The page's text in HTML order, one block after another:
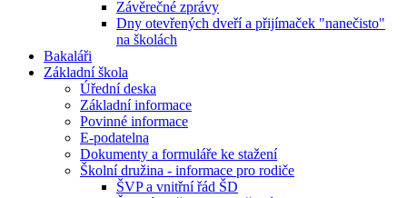
Závěrečné zprávy
Dny otevřených dveří a přijímaček "nanečisto"
na školách
Bakaláři
Základní škola
Úřední deska
Základní informace
Povinné informace
E-podatelna
Dokumenty a formuláře ke stažení
Školní družina - informace pro rodiče
ŠVP a vnitřní řád ŠD